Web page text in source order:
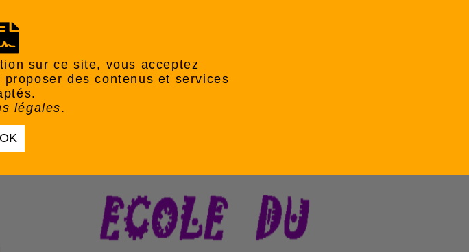
sur ce site, vous acceptez
des contenus et services
légales.
OK